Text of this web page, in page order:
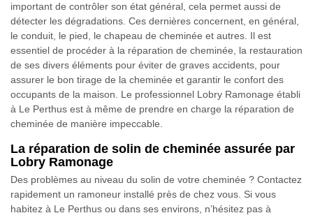
important de contrôler son état général, cela permet aussi de
détecter les dégradations. Ces dernières concernent, en général,
le conduit, le pied, le chapeau de cheminée et autres. Il est
essentiel de procéder à la réparation de cheminée, la restauration
de ses divers éléments pour éviter de graves accidents, pour
assurer le bon tirage de la cheminée et garantir le confort des
occupants de la maison. Le professionnel Lobry Ramonage établi
à Le Perthus est à même de prendre en charge la réparation de
cheminée de manière impeccable.
La réparation de solin de cheminée assurée par
Lobry Ramonage
Des problèmes au niveau du solin de votre cheminée ? Contactez
rapidement un ramoneur installé près de chez vous. Si vous
habitez à Le Perthus ou dans ses environs, n’hésitez pas à